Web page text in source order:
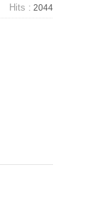
Hits : 2044